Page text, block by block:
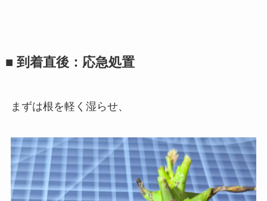
■ 到着直後：応急処置
まずは根を軽く湿らせ、